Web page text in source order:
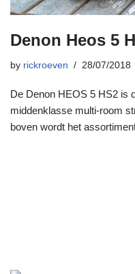
Denon Heos 5
by rickroeven 28/07/2018
De Denon HEOS 5 HS2 is
middenklasse multi-room
boven wordt het